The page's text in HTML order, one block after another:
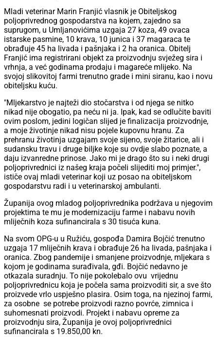
Mladi veterinar Marin Franjić vlasnik je Obiteljskog
poljoprivrednog gospodarstva na kojem, zajedno sa
suprugom, u Umljanovićima uzgaja 27 koza, 49 ovaca
istarske pasmine, 10 krava, 10 junica i 37 magaraca te
obrađuje 45 ha livada i pašnjaka i 2 ha oranica. Obitelj
Franjić ima registrirani objekt za proizvodnju svježeg sira i
vrhnja, a već godinama prodaju i magareće mlijeko. Na
svojoj slikovitoj farmi trenutno grade i mini siranu, kao i novu
obiteljsku kuću.
"Mljekarstvo je najteži dio stočarstva i od njega se nitko
nikad nije obogatio, pa neću ni ja. Ipak, kad se odlučite baviti
ovim poslom, jedini logičan slijed je finalizacija proizvodnje,
a moje životinje nikad nisu pojele kupovnu hranu. Za
prehranu životinja uzgajam svoje sijeno, svoje žitarice, ali i
sudansku travu i druge biljke koje su ovdje slabo poznate, a
daju izvanredne prinose. Jako mi je drago što su i neki drugi
poljoprivrednici iz našeg kraja počeli slijediti moj primjer.",
ističe ovaj mladi veterinar koji uz posao na obiteljskom
gospodarstvu radi i u veterinarskoj ambulanti.
Županija ovog mladog poljoprivrednika podržava u njegovim
projektima te mu je modernizaciju farme i nabavu novih
mliječnih koza sufinancirala s 30 tisuća kuna.
Na svom OPG-u u Ružiću, gospođa Damira Bojčić trenutno
uzgaja 17 mliječnih krava i obrađuje 26 ha livada, pašnjaka i
oranica. Zbog pandemije i smanjene proizvodnje, mljekara s
kojom je godinama surađivala, gđi. Bojčić nedavno je
otkazala suradnju. To nije pokolebalo ovu vrijednu
poljoprivrednicu koja je počela sama proizvoditi sir, a sve što
proizvede vrlo uspješno plasira. Osim toga, na njezinoj farmi,
za osobne se potrebe proizvodi razno povrće, zimnica i
suhomesnati proizvodi. Projekt i nabavu opreme za
proizvodnju sira, Županija je ovoj poljoprivrednici
sufinancirala s 19.850,00 kn.